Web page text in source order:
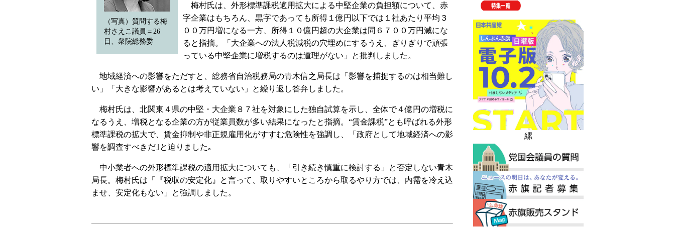
（写真）質問する梅
村さえこ議員＝26
日、衆院総務委
梅村氏は、外形標準課税適用拡大による中堅企業の負担額について、赤
字企業はもちろん、黒字であっても所得１億円以下では１社あたり平均３
００万円増になる一方、所得１０億円超の大企業は同６７００万円減にな
ると指摘。「大企業への法人税減税の穴埋めにするうえ、ぎりぎりで頑張
っている中堅企業に増税するのは道理がない」と批判しました。
地域経済への影響をただすと、総務省自治税務局の青木信之局長は「影響を捕捉するのは相当難し
い」「大きな影響があるとは考えていない」と繰り返し答弁しました。
梅村氏は、北関東４県の中堅・大企業８７社を対象にした独自試算を示し、全体で４億円の増税に
なるうえ、増税となる企業の方が従業員数が多い結果になったと指摘。“賃金課税”とも呼ばれる外形
標準課税の拡大で、賃金抑制や非正規雇用化がすすむ危険性を強調し、「政府として地域経済への影
響を調査すべきだ｣と迫りました｡
中小業者への外形標準課税の適用拡大についても、「引き続き慎重に検討する」と否定しない青木
局長。梅村氏は「『税収の安定化』と言って、取りやすいところから取るやり方では、内需を冷え込
ませ、安定化もない」と強調しました。
縲